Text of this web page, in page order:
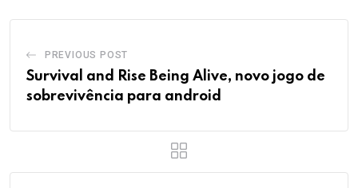
PREVIOUS POST
Survival and Rise Being Alive, novo jogo de
sobrevivência para android